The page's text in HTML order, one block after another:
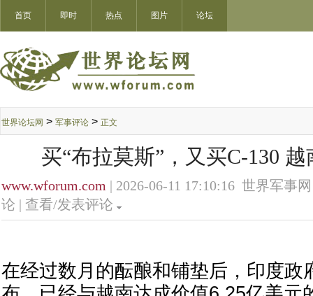
首页 即时 热点 图片 论坛
世界论坛网 > 军事评论 > 正文
买“布拉莫斯”，又买C-130
www.wforum.com | 2026-06-11 17:10:16 世界军事
论 | 查看/发表评论
在经过数月的酝酿和铺垫后，印度政